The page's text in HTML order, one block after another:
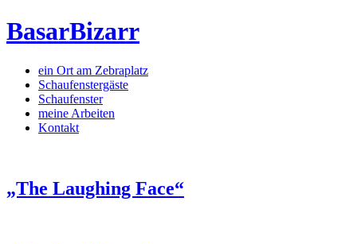
BasarBizarr
ein Ort am Zebraplatz
Schaufenster­gäste
Schaufenster
meine Arbeiten
Kontakt
„The Laughing Face“